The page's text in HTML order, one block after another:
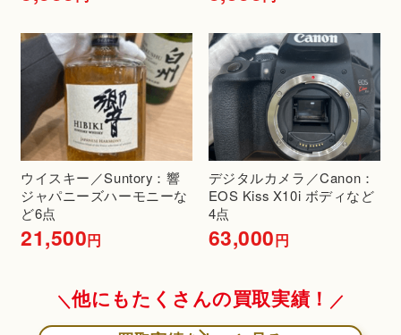
ウイスキー／Suntory：響
ジャパニーズハーモニーな
ど6点
21,500円
デジタルカメラ／Canon：
EOS Kiss X10i ボディなど
4点
63,000円
他にもたくさんの買取実績！